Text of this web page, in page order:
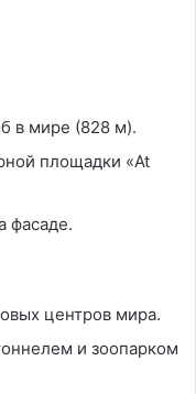
в мире (828 м).
площадки «At
фасаде.
центров мира.
и зоопарком